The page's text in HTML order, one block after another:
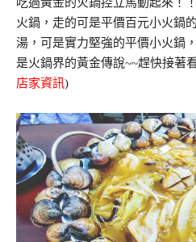
吃過黃金的火鍋控立馬動起來！
火鍋，走的可是平價百元小火鍋
湯，可是實力堅強的平價小火鍋
是火鍋界的黃金傳說~~趕快接著
店家資訊)